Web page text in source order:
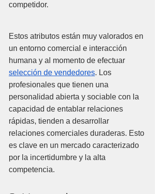
competidor.
Estos atributos están muy valorados en
un entorno comercial e interacción
humana y al momento de efectuar
selección de vendedores. Los
profesionales que tienen una
personalidad abierta y sociable con la
capacidad de entablar relaciones
rápidas, tienden a desarrollar
relaciones comerciales duraderas. Esto
es clave en un mercado caracterizado
por la incertidumbre y la alta
competencia.